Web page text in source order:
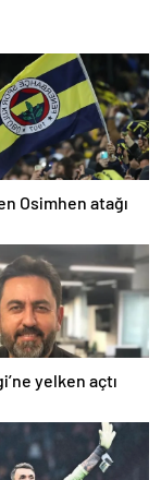
Osimhen atağı
yelken açtı